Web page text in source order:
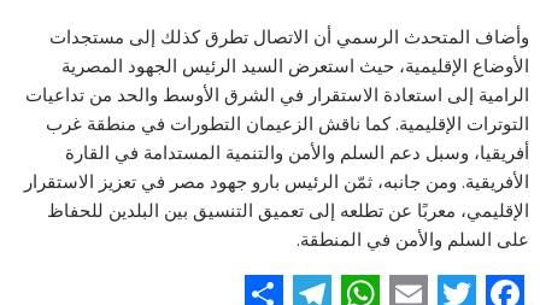
وأضاف المتحدث الرسمي أن الاتصال تطرق كذلك إلى مستجدات
الأوضاع الإقليمية، حيث استعرض السيد الرئيس الجهود المصرية
الرامية إلى استعادة الاستقرار في الشرق الأوسط والحد من تداعيات
التوترات الإقليمية. كما ناقش الزعيمان التطورات في منطقة غرب
أفريقيا، وسبل دعم السلم والأمن والتنمية المستدامة في القارة
الأفريقية. ومن جانبه، ثمّن الرئيس بارو جهود مصر في تعزيز الاستقرار
الإقليمي، معربًا عن تطلعه إلى تعميق التنسيق بين البلدين للحفاظ
على السلم والأمن في المنطقة.